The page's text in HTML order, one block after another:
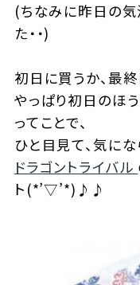
(ちなみに昨日の
た・・)
初日に買うか、最
やっぱり初日のほ
ってことで、
ひと目見て、気にな
ドラゴントライバル
ト(*’▽’*)♪♪